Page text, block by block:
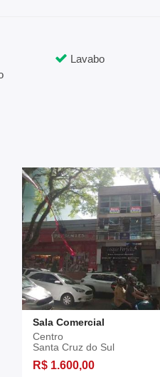
Lavabo
Sala Comercial
Centro
Santa Cruz do Sul
R$ 1.600,00